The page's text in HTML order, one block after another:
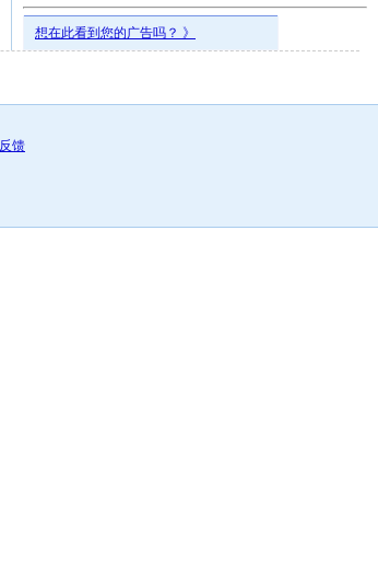
想在此看到您的广告吗？ 》
反馈